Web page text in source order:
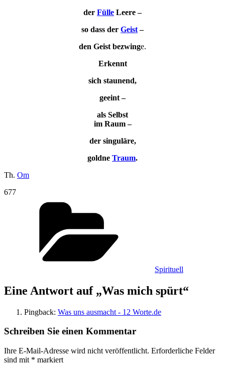
der Fülle Leere –
so dass der Geist–
den Geist bezwinge.
Erkennt
sich staunend,
geeint –
als Selbst
im Raum –
der singuläre,
goldne Traum.
Th. Om
677
Spirituell
Eine Antwort auf „Was mich spürt“
Pingback: Was uns ausmacht - 12 Worte.de
Schreiben Sie einen Kommentar
Ihre E-Mail-Adresse wird nicht veröffentlicht. Erforderliche Felder
sind mit * markiert